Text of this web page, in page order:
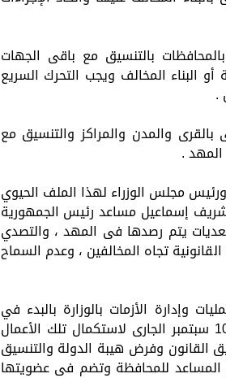
بالتنسيق مع باقى الجهات
البناء المخالف ويجب التحرك السريع
.
بالقرى والمدن والمراكز والتنسيق مع
.
مجلس الوزراء لهذا الملف الحيوي
إسماعيل مساعد رئيس الجمهورية
تعديات يتم رصدها فى المهد ، والتصدي
تجاه المخالفين ، وعدم السماح
وإدارة الأزمات بالوزارة بالبدء في
الاستعداد لإطلاق المرحلة الثانية من الموجة 20 والتي ستبدأ في 10 سبتمبر الجارى لاستكمال تلك الأعمال
القانون وفرض هيبة الدولة والتنسيق
المساعد للمحافظة وتضم فى عضويتها